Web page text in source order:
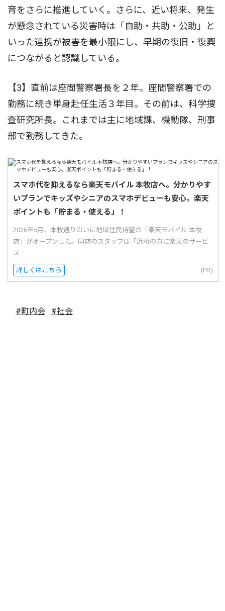
育をさらに推進していく。さらに、近い将来、発生
が懸念されている災害時は「自助・共助・公助」と
いった連携が被害を最小限にし、早期の復旧・復興
につながると認識している。
【3】直前は座間警察署長を２年。座間警察署での
勤務に続き単身赴任生活３年目。その前は、科学捜
査研究所長。これまでは主に地域課、機動隊、刑事
部で勤務してきた。
スマホ代を抑えるなら楽天モバイル 本牧店へ。分かりやす
いプランでキッズやシニアのスマホデビューも安心。楽天
ポイントも「貯まる・使える」！
2026年5月、本牧通り沿いに地域住民待望の「楽天モバイル 本牧
店」がオープンした。同店のスタッフは「近所の方に楽天のサービ
ス...
詳しくはこちら (PR)
#町内会 #社会